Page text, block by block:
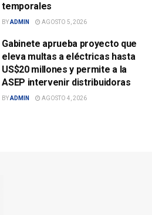
temporales
BYADMIN AGOSTO 5, 2026
Gabinete aprueba proyecto que
eleva multas a eléctricas hasta
US$20 millones y permite a la
ASEP intervenir distribuidoras
BYADMIN AGOSTO 4, 2026